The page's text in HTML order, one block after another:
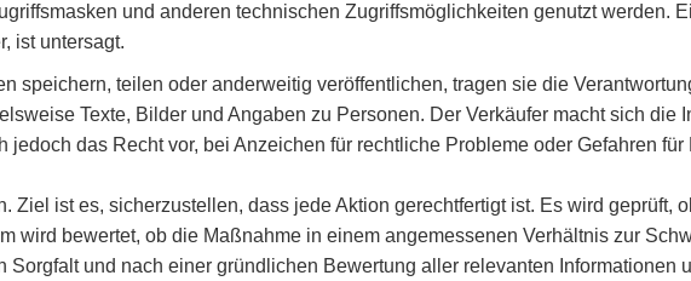
und anderen technischen Zugriffsmöglichkeiten genutzt werden.
ist untersagt.
speichern, teilen oder anderweitig veröffentlichen, tragen sie die
Texte, Bilder und Angaben zu Personen. Der Verkäufer macht sich die
das Recht vor, bei Anzeichen für rechtliche Probleme oder Gefahren
ist es, sicherzustellen, dass jede Aktion gerechtfertigt ist. Es wird geprüft,
wird bewertet, ob die Maßnahme in einem angemessenen Verhältnis zur
und nach einer gründlichen Bewertung aller relevanten Informationen